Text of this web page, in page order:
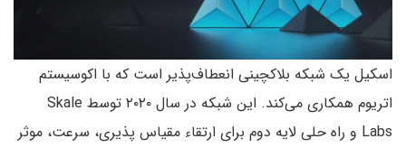
اسکیل یک شبکه بلاکچینی انعطاف‌پذیر است که با اکوسیستم
اتریوم همکاری می‌کند. این شبکه در سال ۲۰۲۰ توسط Skale
Labs و راه حلی لایه دوم برای ارتقاء مقیاس پذیری، سرعت، موثر